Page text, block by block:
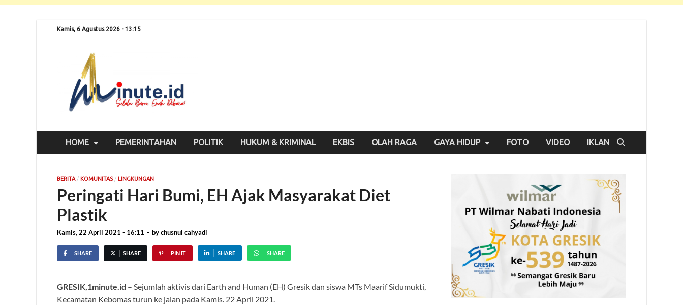
Kamis, 6 Agustus 2026 - 13:15
HOME PEMERINTAHAN POLITIK HUKUM & KRIMINAL EKBIS OLAH RAGA GAYA HIDUP FOTO VIDEO IKLAN
BERITA/ KOMUNITAS/ LINGKUNGAN
Peringati Hari Bumi, EH Ajak Masyarakat Diet
Plastik
Kamis, 22 April 2021 - 16:11 - bychusnul cahyadi
SHARE SHARE PIN IT SHARE SHARE
GRESIK,1minute.id – Sejumlah aktivis dari Earth and Human (EH) Gresik dan siswa MTs Maarif Sidumukti,
Kecamatan Kebomas turun ke jalan pada Kamis. 22 April 2021.